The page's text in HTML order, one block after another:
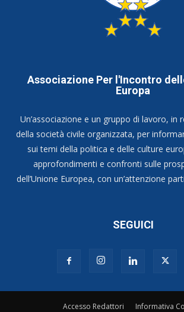
Associazione Per l'Incontro
Europa
Un’associazione e un gruppo di lavoro, in
della società civile organizzata, per
sui temi della politica e delle culture
approfondimenti e confronti sulle
dell’Unione Europea, con un’attenzione
SEGUICI
Accesso Redattori Informativa